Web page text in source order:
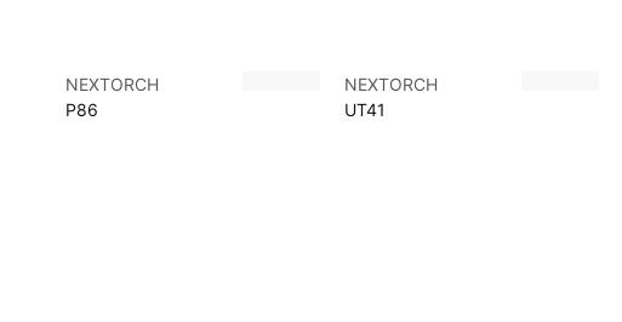
NEXTORCH
P86
NEXTORCH
UT41